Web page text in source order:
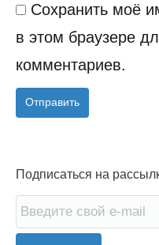
Сохранить моё
в этом браузере
комментариев.
Отправить
Подписаться на